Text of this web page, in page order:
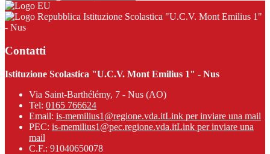
Istituzione Scolastica "U.C.V. Mont Emilius 1"
- Nus
Contatti
Istituzione Scolastica "U.C.V. Mont Emilius 1" - Nus
Via Saint-Barthélémy, 7 - Nus (AO)
Tel: 0165 766624
Email: is-memilius1@regione.vda.itLink per inviare una mail
PEC: is-memilius1@pec.regione.vda.itLink per inviare una
mail
C.F.: 91040650078